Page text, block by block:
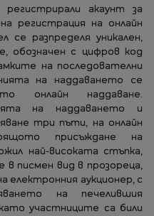
акаунт за
регистрация на онлайн
се разпределя уникален,
обозначен с цифров код
на последователни
на наддаването се
онлайн наддаване.
на наддаването и
три пъти, на онлайн
присъждане на
най-високата стъпка,
в писмен вид в прозореца,
електронния аукционер, с
на печелившия
участниците са били